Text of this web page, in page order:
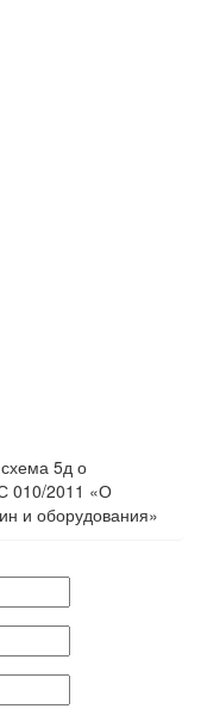
5д о
010/2011 «О
и оборудования»